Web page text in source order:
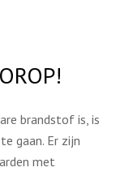
brandstof is, is
gaan. Er zijn
met